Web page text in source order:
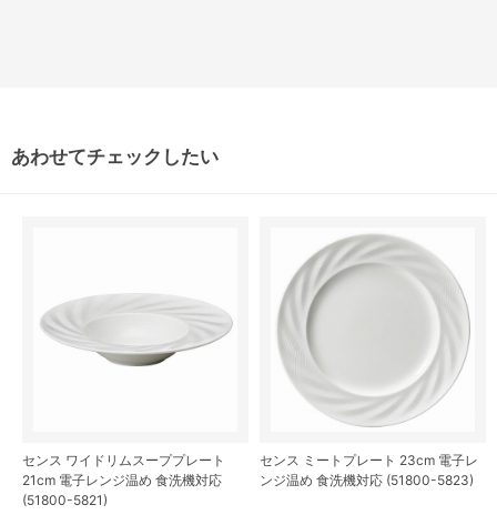
あわせてチェックしたい
センス ワイドリムスーププレート
21cm 電子レンジ温め 食洗機対応
(51800-5821)
センス ミートプレート 23cm 電子レ
ンジ温め 食洗機対応 (51800-5823)